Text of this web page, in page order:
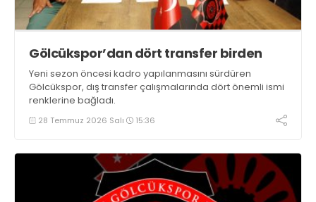
Gölcükspor’dan dört transfer birden
Yeni sezon öncesi kadro yapılanmasını sürdüren
Gölcükspor, dış transfer çalışmalarında dört önemli ismi
renklerine bağladı.
28 Temmuz 2026 Salı 15:36